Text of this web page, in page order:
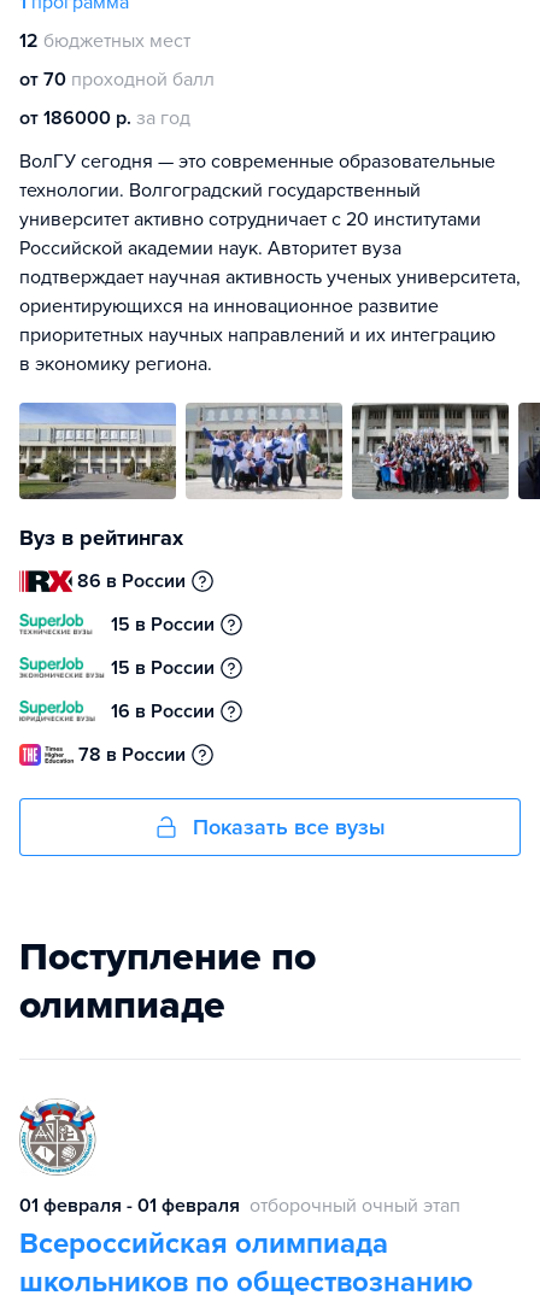
12 бюджетных мест
от 70 проходной балл
от 186000 р. за год
ВолГУ сегодня — это современные образовательные
технологии. Волгоградский государственный
университет активно сотрудничает с 20 институтами
Российской академии наук. Авторитет вуза
подтверждает научная активность ученых университета,
ориентирующихся на инновационное развитие
приоритетных научных направлений и их интеграцию
в экономику региона.
Вуз в рейтингах
86 в России
15 в России
15 в России
16 в России
78 в России
Показать все вузы
Поступление по
олимпиаде
01 февраля - 01 февраля отборочный очный этап
Всероссийская олимпиада
школьников по обществознанию